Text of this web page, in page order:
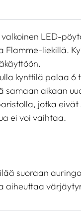
LED-
Flamme-liekillä.
kynttilä palaa 6
samaan aikaan
jotka eivät
ei voi vaihtaa.
suoraan
aiheuttaa